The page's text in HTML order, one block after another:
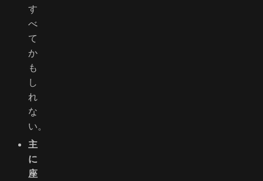
す
べ
て
か
も
し
れ
な
い。
主
に
座